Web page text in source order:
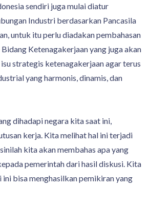
sendiri juga mulai diatur
Industri berdasarkan Pancasila
untuk itu perlu diadakan pembahasan
Ketenagakerjaan yang juga akan
strategis ketenagakerjaan agar terus
yang harmonis, dinamis, dan
dihadapi negara kita saat ini,
kerja. Kita melihat hal ini terjadi
kita akan membahas apa yang
pemerintah dari hasil diskusi. Kita
ini bisa menghasilkan pemikiran yang